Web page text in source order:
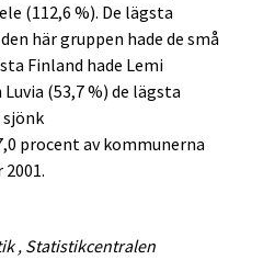
(112,6 %). De lägsta
här gruppen hade de små
Finland hade Lemi
(53,7 %) de lägsta
sjönk
procent av kommunerna
, Statistikcentralen